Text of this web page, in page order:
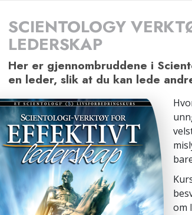
SCIENTOLOGY
LEDERSKAP
Her er gjennombruddene i
en leder, slik at du kan lede
om